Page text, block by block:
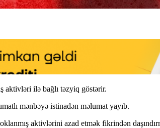
aktivləri ilə bağlı təzyiq göstərir.
mənbəyə istinadən məlumat yayıb.
aktivlərini azad etmək fikrindən